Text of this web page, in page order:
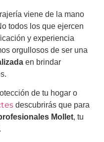
viene de la mano
todos los que ejercen
y experiencia
orgullosos de ser una
en brindar
de tu hogar o
descubrirás que para
Mollet, tu